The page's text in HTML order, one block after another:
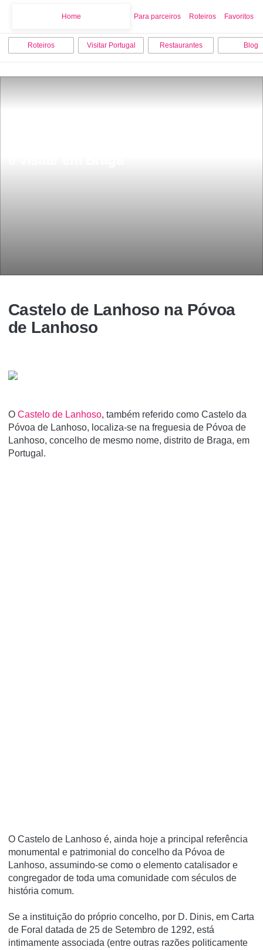
Home Para parceiros Roteiros Favoritos
Roteiros Visitar Portugal Restaurantes Blog
Castelo de Lanhoso na Póvoa
de Lanhoso
O Castelo de Lanhoso, também referido como Castelo da
Póvoa de Lanhoso, localiza-se na freguesia de Póvoa de
Lanhoso, concelho de mesmo nome, distrito de Braga, em
Portugal.
O Castelo de Lanhoso é, ainda hoje a principal referência
monumental e patrimonial do concelho da Póvoa de
Lanhoso, assumindo-se como o elemento catalisador e
congregador de toda uma comunidade com séculos de
história comum.
Se a instituição do próprio concelho, por D. Dinis, em Carta
de Foral datada de 25 de Setembro de 1292, está
intimamente associada (entre outras razões politicamente